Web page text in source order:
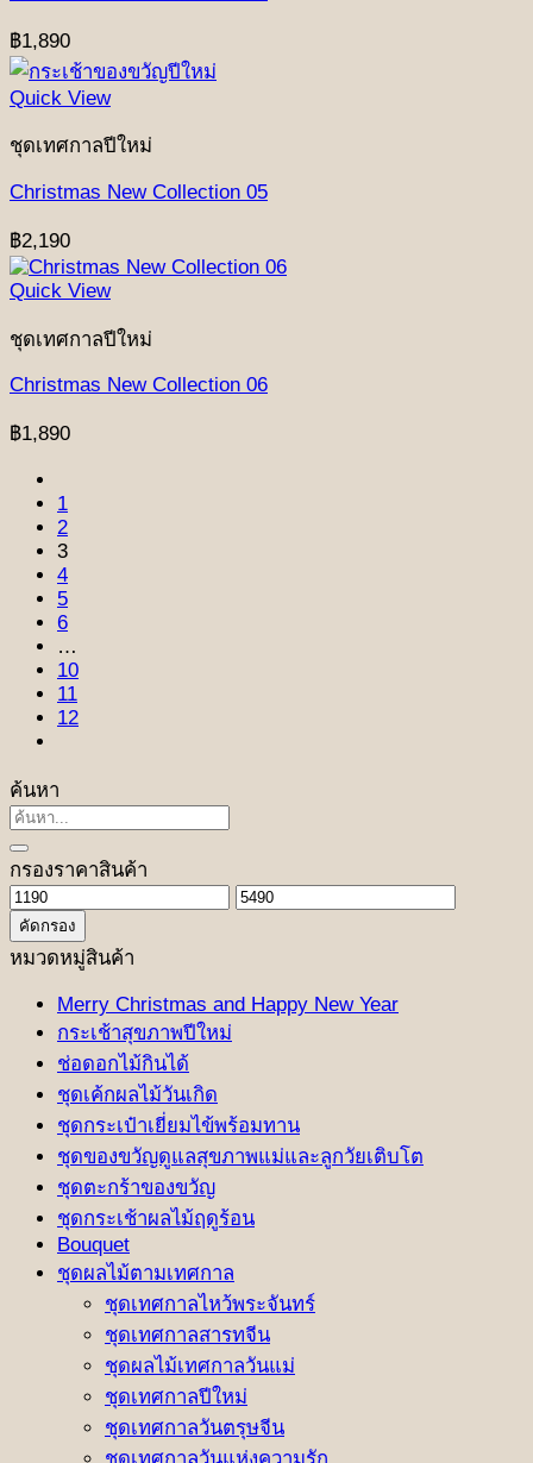
฿1,890
Quick View
ชุดเทศกาลปีใหม่
Christmas New Collection 05
฿2,190
Quick View
ชุดเทศกาลปีใหม่
Christmas New Collection 06
฿1,890
1
2
3
4
5
6
…
10
11
12
ค้นหา
ค้นหา:
กรองราคาสินค้า
ราคา
ต่ำ
สุด
ราคา
คัดกรอง
หมวดหมู่สินค้า
Merry Christmas and Happy New Year
กระเช้าสุขภาพปีใหม่
ช่อดอกไม้กินได้
ชุดเค้กผลไม้วันเกิด
ชุดกระเป๋าเยี่ยมไข้พร้อมทาน
ชุดของขวัญดูแลสุขภาพแม่และลูกวัยเติบโต
ชุดตะกร้าของขวัญ
ชุดกระเช้าผลไม้ฤดูร้อน
Bouquet
ชุดผลไม้ตามเทศกาล
ชุดเทศกาลไหว้พระจันทร์
ชุดเทศกาลสารทจีน
ชุดผลไม้เทศกาลวันแม่
ชุดเทศกาลปีใหม่
ชุดเทศกาลวันตรุษจีน
ชุดเทศกาลวันแห่งความรัก